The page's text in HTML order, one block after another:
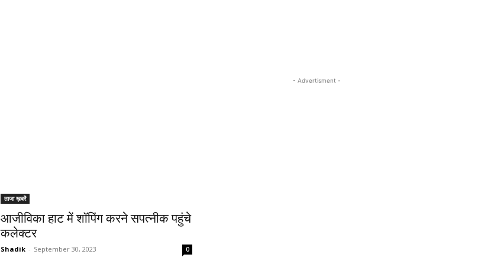
ताजा ख़बरें
आजीविका हाट में शॉपिंग करने सपत्नीक पहुंचे
कलेक्टर
Shadik - September 30, 2023 0
- Advertisment -